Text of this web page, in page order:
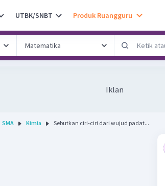
UTBK/SNBT Produk Ruangguru
Iklan
SMA Kimia Sebutkan ciri-ciri dari wujud padat...